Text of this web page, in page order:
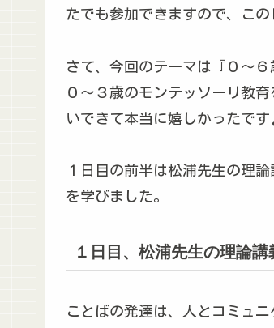
たでも参加できますので、こ
さて、今回のテーマは『０～
０～３歳のモンテッソーリ教
いできて本当に嬉しかったで
１日目の前半は松浦先生の理
を学びました。
１日目、松浦先生の理論講
ことばの発達は、人とコミュ